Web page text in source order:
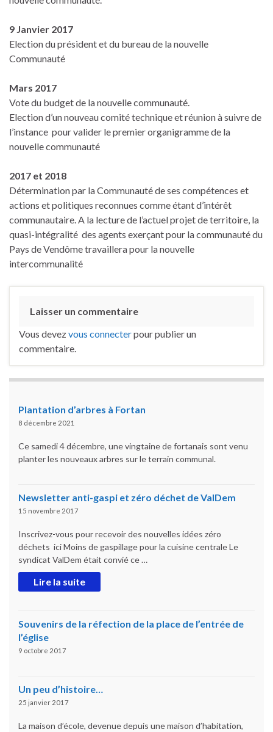
9 Janvier 2017
Election du président et du bureau de la nouvelle
Communauté
Mars 2017
Vote du budget de la nouvelle communauté.
Election d’un nouveau comité technique et réunion à suivre de
l’instance pour valider le premier organigramme de la
nouvelle communauté
2017 et 2018
Détermination par la Communauté de ses compétences et
actions et politiques reconnues comme étant d’intérêt
communautaire. A la lecture de l’actuel projet de territoire, la
quasi-intégralité des agents exerçant pour la communauté du
Pays de Vendôme travaillera pour la nouvelle
intercommunalité
Laisser un commentaire
Vous devezvous connecterpour publier un
commentaire.
Plantation d’arbres à Fortan
8 décembre 2021
Ce samedi 4 décembre, une vingtaine de fortanais sont venu
planter les nouveaux arbres sur le terrain communal.
Newsletter anti-gaspi et zéro déchet de ValDem
15 novembre 2017
Inscrivez-vous pour recevoir des nouvelles idées zéro
déchets ici Moins de gaspillage pour la cuisine centrale Le
syndicat ValDem était convié ce …
Lire la suite
Souvenirs de la réfection de la place de l’entrée de
l’église
9 octobre 2017
Un peu d’histoire…
25 janvier 2017
La maison d’école, devenue depuis une maison d’habitation,